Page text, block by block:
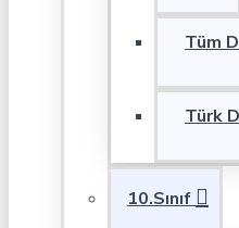
Tüm
Türk
10.Sınıf